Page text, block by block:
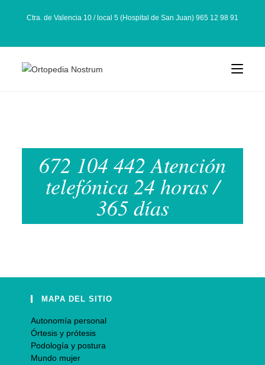
Ctra. de Valencia 10 / local 5 (Hospital de San Juan) 965 12 98 91
672 104 442 Atención
telefónica 24 horas /
365 días
MAPA DEL SITIO
Autonomía personal
Órtesis y prótesis
Podología y postura
Mundo mujer